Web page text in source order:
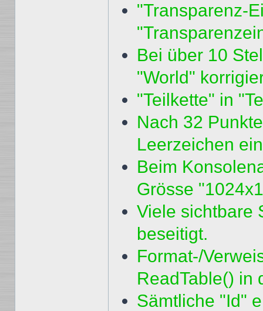
"Transparenz-
Bei über 10
"World"
"Teilkette" in
Nach 32
Leerzeichen
Beim
Grösse
Viele sichtbare
beseitigt.
Format-/
ReadTable() in
Sämtliche "Id"